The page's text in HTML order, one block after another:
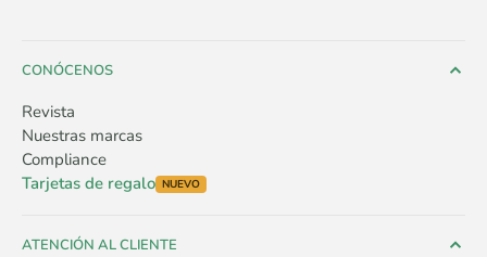
CONÓCENOS
Revista
Nuestras marcas
Compliance
Tarjetas de regalo NUEVO
ATENCIÓN AL CLIENTE